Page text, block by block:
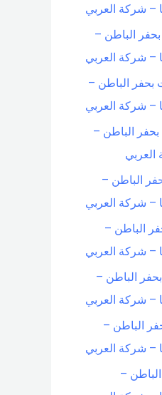
الباطن –
الباطن –
الباطن –
الباطن –
الباطن –
الباطن –
الباطن –
–